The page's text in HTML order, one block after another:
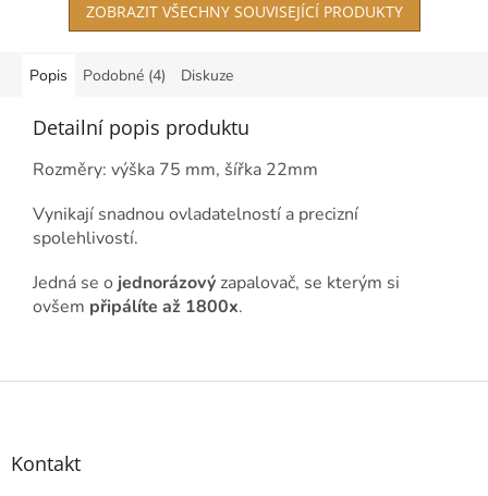
ZOBRAZIT VŠECHNY SOUVISEJÍCÍ PRODUKTY
Popis Podobné (4) Diskuze
Detailní popis produktu
Rozměry: výška 75 mm, šířka 22mm
Vynikají snadnou ovladatelností a precizní
spolehlivostí.
Jedná se o jednorázový zapalovač, se kterým si
ovšem připálíte až 1800x.
Z
Kontakt